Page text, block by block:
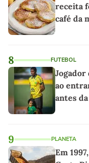
receita
café da
8 FUTEBOL
Jogador
ao
antes
9 PLANETA
Em